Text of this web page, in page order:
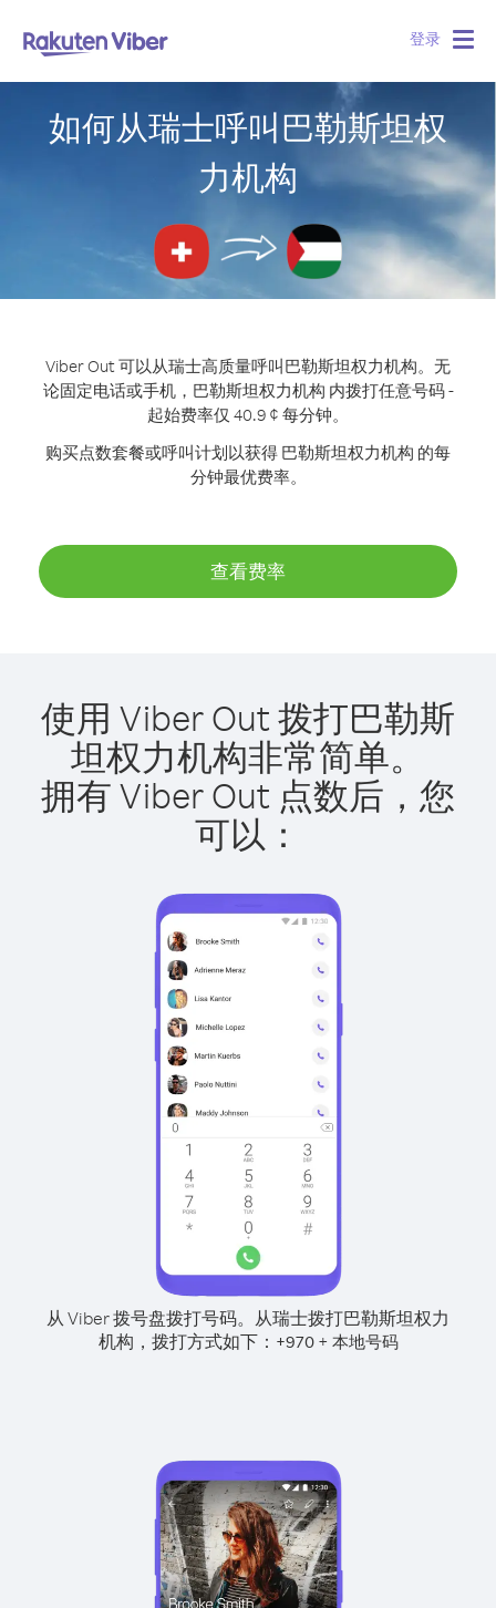
登录
如何从瑞士呼叫巴勒斯坦权
力机构
Viber Out 可以从瑞士高质量呼叫巴勒斯坦权力机构。 无
论固定电话或手机，巴勒斯坦权力机构 内拨打任意号码 -
起始费率仅 40.9 ¢ 每分钟。
购买点数套餐或呼叫计划以获得 巴勒斯坦权力机构 的每
分钟最优费率。
查看费率
使用 Viber Out 拨打巴勒斯
坦权力机构非常简单。
拥有 Viber Out 点数后，您
可以：
从 Viber 拨号盘拨打号码。 从瑞士拨打巴勒斯坦权力
机构，拨打方式如下： +970+ 本地号码